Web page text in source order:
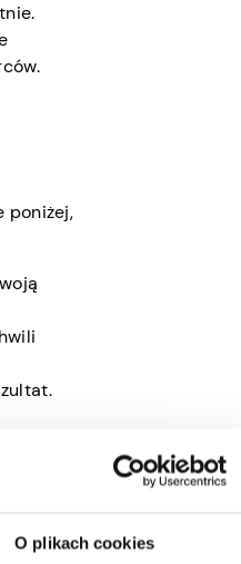
O plikach cookies
poniżej,